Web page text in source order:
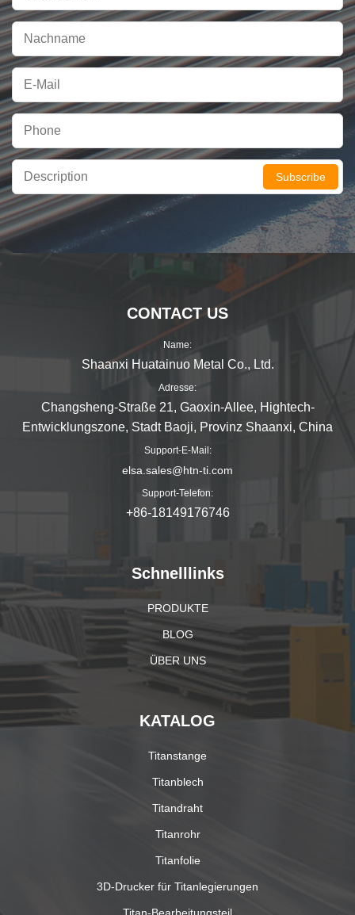
Subscribe
CONTACT US
Name:
Shaanxi Huatainuo Metal Co., Ltd.
Adresse:
Changsheng-Straße 21, Gaoxin-Allee, Hightech-
Entwicklungszone, Stadt Baoji, Provinz Shaanxi, China
Support-E-Mail:
elsa.sales@htn-ti.com
Support-Telefon:
+86-18149176746
Schnelllinks
PRODUKTE
BLOG
ÜBER UNS
KATALOG
Titanstange
Titanblech
Titandraht
Titanrohr
Titanfolie
3D-Drucker für Titanlegierungen